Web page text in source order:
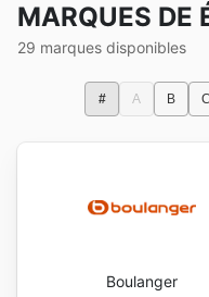
MARQUES DE
29 marques disponibles
# A B C
Boulanger